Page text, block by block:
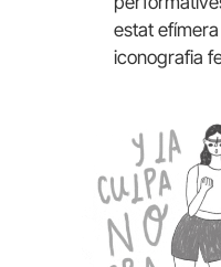
estat
iconografia